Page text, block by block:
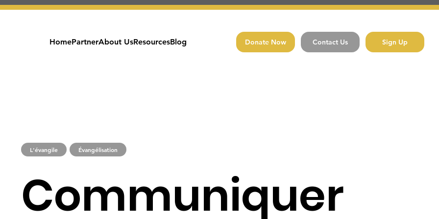
HomePartnerAbout UsResourcesBlog Donate Now Contact Us Sign Up
L'évangile Évangélisation
Communiquer